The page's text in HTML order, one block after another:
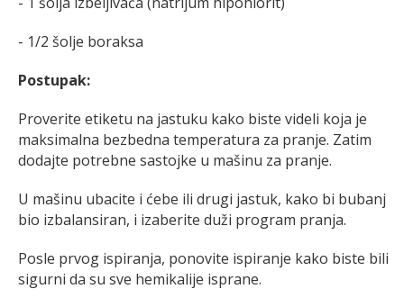
- 1/2 šolje boraksa
Postupak:
Proverite etiketu na jastuku kako biste videli koja je
maksimalna bezbedna temperatura za pranje. Zatim
dodajte potrebne sastojke u mašinu za pranje.
U mašinu ubacite i ćebe ili drugi jastuk, kako bi bubanj
bio izbalansiran, i izaberite duži program pranja.
Posle prvog ispiranja, ponovite ispiranje kako biste bili
sigurni da su sve hemikalije isprane.